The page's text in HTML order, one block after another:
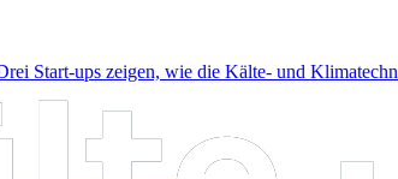
Start-ups zeigen, wie die Kälte- und